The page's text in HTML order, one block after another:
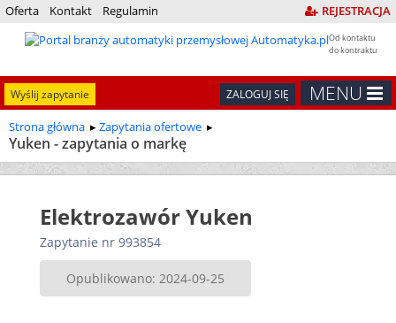
Oferta Kontakt Regulamin REJESTRACJA
Od kontaktu
do kontraktu
MENU
ZALOGUJ SIĘ
Wyślij zapytanie
Strona główna Zapytania ofertowe
Yuken - zapytania o markę
Elektrozawór Yuken
Zapytanie nr 993854
Opublikowano: 2024-09-25